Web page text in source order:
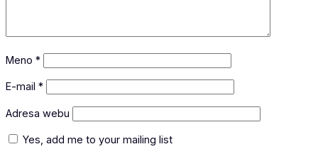
Meno *
E-mail *
Adresa webu
Yes, add me to your mailing list